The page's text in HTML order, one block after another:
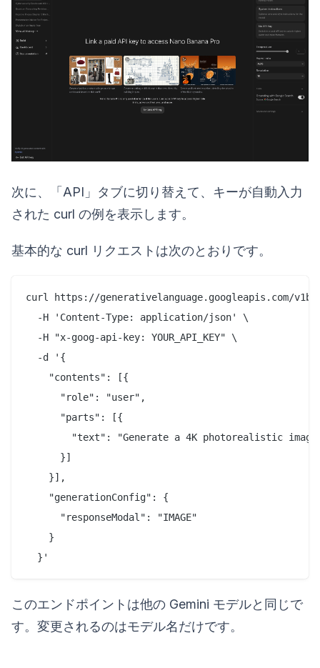
次に、「API」タブに切り替えて、キーが自動入力
された curl の例を表示します。
基本的な curl リクエストは次のとおりです。
curl https://generativelanguage.googleapis.com/
  -H 'Content-Type: application/json' \
  -H "x-goog-api-key: YOUR_API_KEY" \
  -d '{
    "contents": [{
      "role": "user",
      "parts": [{
"text": "Generate a 4K photorealistic
      }]
    }],
    "generationConfig": {
      "responseModal": "IMAGE"
    }
このエンドポイントは他の Gemini モデルと同じで
す。変更されるのはモデル名だけです。